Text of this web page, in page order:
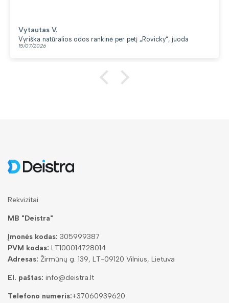
Vytautas V.
Vyriška natūralios odos rankinė per petį „Rovicky“, juoda
15/07/2026
Rekvizitai
MB "Deistra"
Įmonės kodas: 305999387
PVM kodas: LT100014728014
Adresas: Žirmūnų g. 139, LT-09120 Vilnius, Lietuva
El. paštas: info@deistra.lt
Telefono numeris:+37060939620